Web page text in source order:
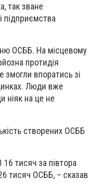
так зване
підприємства
ОСББ. На місцевому
протидія
впоратись зі
Люди вже
ніяк на це не
створених ОСББ
тисяч за півтора
тисяч ОСББ, – сказав